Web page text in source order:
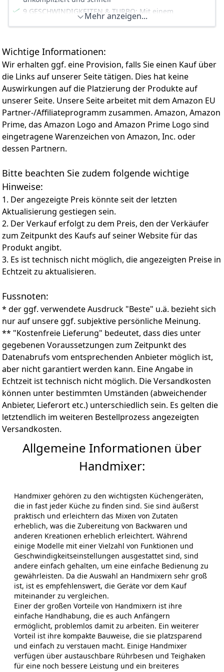
9 GESCHWINDIGKEITEN & TURBO: Mit einem
Daumendreh wählen Sie stufenlos die richtige
SCHNELLER ZUBEHÖRWECHSEL: Mit einem Tastendruck
lässt sich das Zubehör mühelos austauschen; im Set
enthalten: 2 Edelstahl-MultiWhisks und 2 robuste
Knethaken
KOMPAKTES DESIGN: Das leichte Design sorgt für
einfache Aufbewahrung, selbst in kleinen Küchen; mit
abnehmbaren Rührbesen für eine mühelose Reinigung
BACKEN LEICHT GEMACHT: Dieser Handmixer wird zum
unverzichtbaren Helfer in Ihrer Küche – müheloses
Rühren, Mischen und Kneten mit weniger
dabei maximale Bewegungsfreiheit
Mehr anzeigen...
Wichtige Informationen:
Wir erhalten ggf. eine Provision, falls Sie einen Kauf über
die Links auf unserer Seite tätigen. Dies hat keine
Auswirkungen auf die Platzierung der Produkte auf
unserer Seite. Unsere Seite arbeitet mit dem Amazon EU
Partner-/Affiliateprogramm zusammen. Amazon, Amazon
Prime, das Amazon Logo and Amazon Prime Logo sind
eingetragene Warenzeichen von Amazon, Inc. oder
dessen Partnern.
Bitte beachten Sie zudem folgende wichtige
Hinweise:
1. Der angezeigte Preis könnte seit der letzten
Aktualisierung gestiegen sein.
2. Der Verkauf erfolgt zu dem Preis, den der Verkäufer
zum Zeitpunkt des Kaufs auf seiner Website für das
Produkt angibt.
3. Es ist technisch nicht möglich, die angezeigten Preise in
Echtzeit zu aktualisieren.
Fussnoten:
* der ggf. verwendete Ausdruck "Beste" u.ä. bezieht sich
nur auf unsere ggf. subjektive persönliche Meinung.
** "Kostenfreie Lieferung" bedeutet, dass dies unter
gegebenen Voraussetzungen zum Zeitpunkt des
Datenabrufs vom entsprechenden Anbieter möglich ist,
aber nicht garantiert werden kann. Eine Angabe in
Echtzeit ist technisch nicht möglich. Die Versandkosten
können unter bestimmten Umständen (abweichender
Anbieter, Lieferort etc.) unterschiedlich sein. Es gelten die
letztendlich im weiteren Bestellprozess angezeigten
Versandkosten.
Allgemeine Informationen über
Handmixer:
Handmixer gehören zu den wichtigsten Küchengeräten,
die in fast jeder Küche zu finden sind. Sie sind äußerst
praktisch und erleichtern das Mixen von Zutaten
erheblich, was die Zubereitung von Backwaren und
anderen Kreationen erheblich erleichtert. Während
einige Modelle mit einer Vielzahl von Funktionen und
Geschwindigkeitseinstellungen ausgestattet sind, sind
andere einfach gehalten, um eine einfache Bedienung zu
gewährleisten. Da die Auswahl an Handmixern sehr groß
ist, ist es empfehlenswert, die Geräte vor dem Kauf
miteinander zu vergleichen.
Einer der großen Vorteile von Handmixern ist ihre
einfache Handhabung, die es auch Anfängern
ermöglicht, problemlos damit zu arbeiten. Ein weiterer
Vorteil ist ihre kompakte Bauweise, die sie platzsparend
und einfach zu verstauen macht. Einige Handmixer
verfügen über austauschbare Rührbesen und Teighaken
für eine noch bessere Leistung und ein breiteres